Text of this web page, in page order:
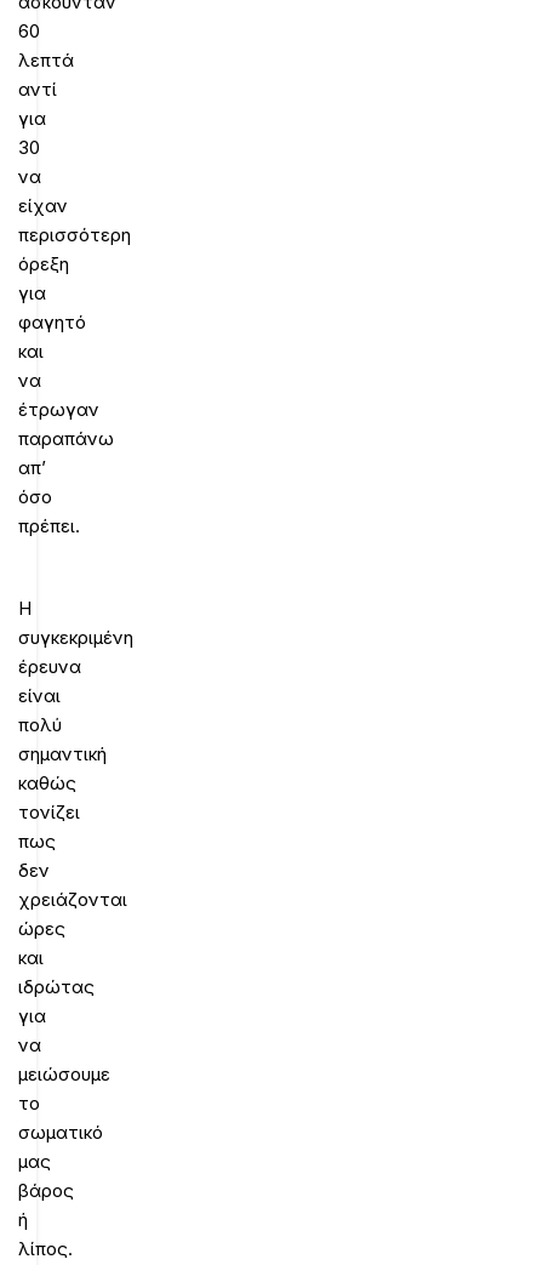
60
λεπτά
αντί
για
30
να
είχαν
περισσότερη
όρεξη
για
φαγητό
και
να
έτρωγαν
παραπάνω
απ’
όσο
πρέπει.
Η
συγκεκριμένη
έρευνα
είναι
πολύ
σημαντική
καθώς
τονίζει
πως
δεν
χρειάζονται
ώρες
και
ιδρώτας
για
να
μειώσουμε
το
σωματικό
μας
βάρος
ή
λίπος.